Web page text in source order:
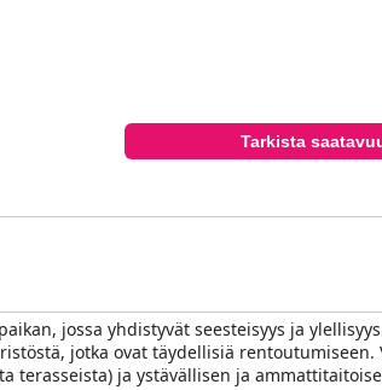
Tarkista
jossa yhdistyvät seesteisyys ja
jotka ovat täydellisiä rentoutumiseen.
terasseista) ja ystävällisen ja